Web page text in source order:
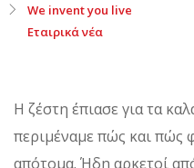
We invent you live
Εταιρικά νέα
Η ζέστη έπιασε για τα
περιμέναμε πώς και πώς
απότομα. Ήδη αρκετοί